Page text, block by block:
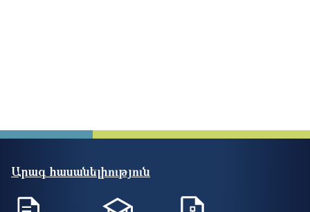
Արագ հասանելիություն